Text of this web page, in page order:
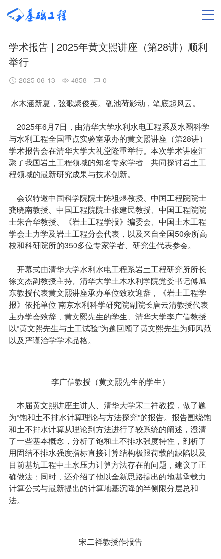
学术报告 | 2025年黄文熙讲座（第28讲）顺利
举行
2025-06-13 4858 0
水木涵新夏，弦歌聚俊英。砚池荷影动，笔底起风云。
2025年6月7日，由清华大学水利水电工程系及水圈科学
与水利工程全国重点实验室承办的黄文熙讲座（第28讲）
学术报告会在清华大学大礼堂隆重举行。本次学术讲座汇
聚了我国岩土工程领域的知名专家学者，共同探讨岩土工
程领域的最新研究成果与技术创新。
会议特邀中国科学院院士陈祖煜教授、中国工程院院士
龚晓南教授、中国工程院院士张建民教授、中国工程院院
士朱合华教授、《岩土工程学报》编委会、中国土木工程
学会土力学及岩土工程分会代表，以及来自全国50余所高
校和科研院所的350多位专家学者、研究生代表参会。
开幕式由清华大学水利水电工程系岩土工程研究所所长
徐文杰副教授主持。清华大学土木水利学院党委书记傅旭
东教授代表黄文熙讲座承办单位致欢迎辞，《岩土工程学
报》依托单位 南京水利科学研究院副院长唐云清教授代表
主办学会致辞，黄文熙先生的学生、清华大学李广信教授
以“黄文熙先生与土工试验”为题回顾了黄文熙先生为师风范
以及严谨治学学术品格。
李广信教授（黄文熙先生的学生）
本届黄文熙讲座主讲人、清华大学宋二祥教授，做了题
为“饱和土不排水计算理论与方法探究”的报告。报告围绕饱
和土不排水计算从理论到方法进行了较系统的阐述，澄清
了一些基本概念，分析了饱和土不排水强度特性，剖析了
用固结不排水强度指标直接计算结构极限荷载的缺陷以及
目前基坑工程中土水压力计算方法存在的问题，建议了正
确做法；同时，还介绍了他以全新思路提出的地基承载力
计算公式与最新提出的计算地基沉降的半侧限分层总和
法。
宋二祥教授作报告